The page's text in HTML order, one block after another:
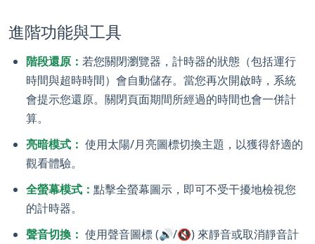
進階功能與工具
階段還原： 若您關閉瀏覽器，計時器的狀態（包括運行
時間與超時時間）會自動儲存。當您再次開啟時，系統
會提示您還原。關閉頁面期間所經過的時間也會一併計
算。
亮暗模式： 使用太陽/月亮圖標切換主題，以獲得舒適的
觀看體驗。
全螢幕模式： 點擊全螢幕圖示，即可不受干擾地檢視您
的計時器。
聲音切換： 使用聲音圖標 (🔊/🔇) 來靜音或取消靜音計